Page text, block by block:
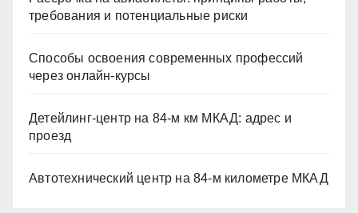
требования и потенциальные риски
Способы освоения современных профессий
через онлайн-курсы
Детейлинг-центр на 84-м км МКАД: адрес и
проезд
Автотехнический центр на 84-м километре МКАД